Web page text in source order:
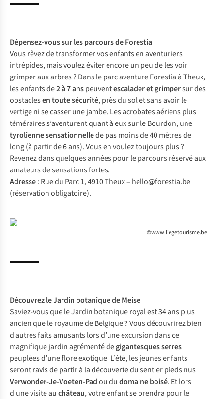
Dépensez-vous sur lesparcours de Forestia
Vous rêvez de transformer vos enfants en aventuriers
intrépides, mais voulez éviter encore un peu de les voir
grimper aux arbres ? Dans le parc aventure Forestia à Theux,
les enfants de2 à 7 anspeuventescalader et grimpersur des
obstaclesen toute sécurité, près du sol et sans avoir le
vertige ni se casser une jambe. Les acrobates aériens plus
téméraires s’aventurent quant à eux sur le Bourdon, une
tyrolienne sensationnellede pas moins de 40 mètres de
long (à partir de 6 ans). Vous en voulez toujours plus ?
Revenez dans quelques années pour le parcours réservé aux
amateurs de sensations fortes.
Adresse: Rue du Parc 1, 4910 Theux – hello@forestia.be
(réservation obligatoire).
©www.liegetourisme.be
Découvrez leJardin botaniquede Meise
Saviez-vous que le Jardin botanique royal est 34 ans plus
ancien que le royaume de Belgique ? Vous découvrirez bien
d’autres faits amusants lors d’une excursion dans ce
magnifique jardin agrémenté degigantesques serres
peuplées d’une flore exotique. L’été, les jeunes enfants
seront ravis de partir à la découverte du sentier pieds nus
Verwonder-Je-Voeten-Padou dudomaine boisé. Et lors
d’une visite auchâteau, votre enfant se prendra pour le